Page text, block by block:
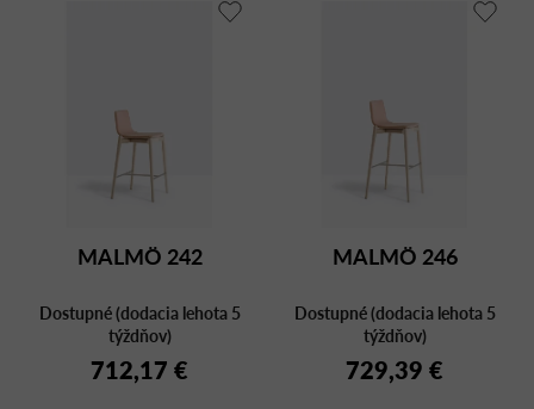
MALMÖ 242
Dostupné (dodacia lehota 5
týždňov)
712,17 €
MALMÖ 246
Dostupné (dodacia lehota 5
týždňov)
729,39 €